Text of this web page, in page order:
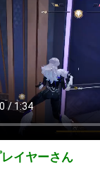
イヤーさん